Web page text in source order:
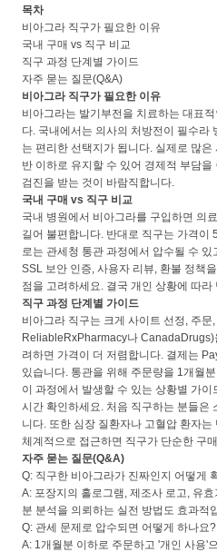
목차
비아그라 직구가 필요한 이유
국내 구매 vs 직구 비교
직구 과정 단계별 가이드
자주 묻는 질문(Q&A)
비아그라 직구가 필요한 이유
비아그라는 발기부전을 치료하는 대표
다. 국내에서는 의사의 처방전이 필수라
는 편리한 선택지가 됩니다. 실제로 많
반 이하로 유지할 수 있어 경제적 부담
검진을 받는 것이 바람직합니다.
국내 구매 vs 직구 비교
국내 병원에서 비아그라를 구입하면 의
길어 불편합니다. 반대로 직구는 가격이
로는 관세청 통관 과정에서 압수될 수
SSL 보안 인증, 사용자 리뷰, 환불 정책
점을 고려하세요. 결국 개인 상황에 따
직구 과정 단계별 가이드
비아그라 직구는 크게 사이트 선정, 주
ReliableRxPharmacy나 CanadaDrugs)
려하면 가격이 더 저렴합니다. 결제는
있습니다. 통관을 위해 주문량을 1개월
이 과정에서 발생할 수 있는 상황별 가
시간 확인하세요. 처음 직구하는 분들은
니다. 또한 심장 질환자나 고혈압 환자
체계적으로 접근하면 직구가 단순한 구
자주 묻는 질문(Q&A)
Q: 직구한 비아그라가 진짜인지 어떻게
A: 포장지의 홀로그램, 제조사 로고, 유
분 분석을 의뢰하는 실전 방법도 효과적
Q: 관세 문제로 압수되면 어떻게 하나요?
A: 1개월분 이하로 주문하고 '개인 사용'